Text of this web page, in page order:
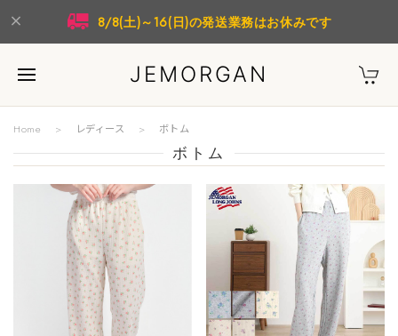
8/8(土)～16(日)の発送業務はお休みです
JEMORGAN
Home レディース ボトム
ボトム